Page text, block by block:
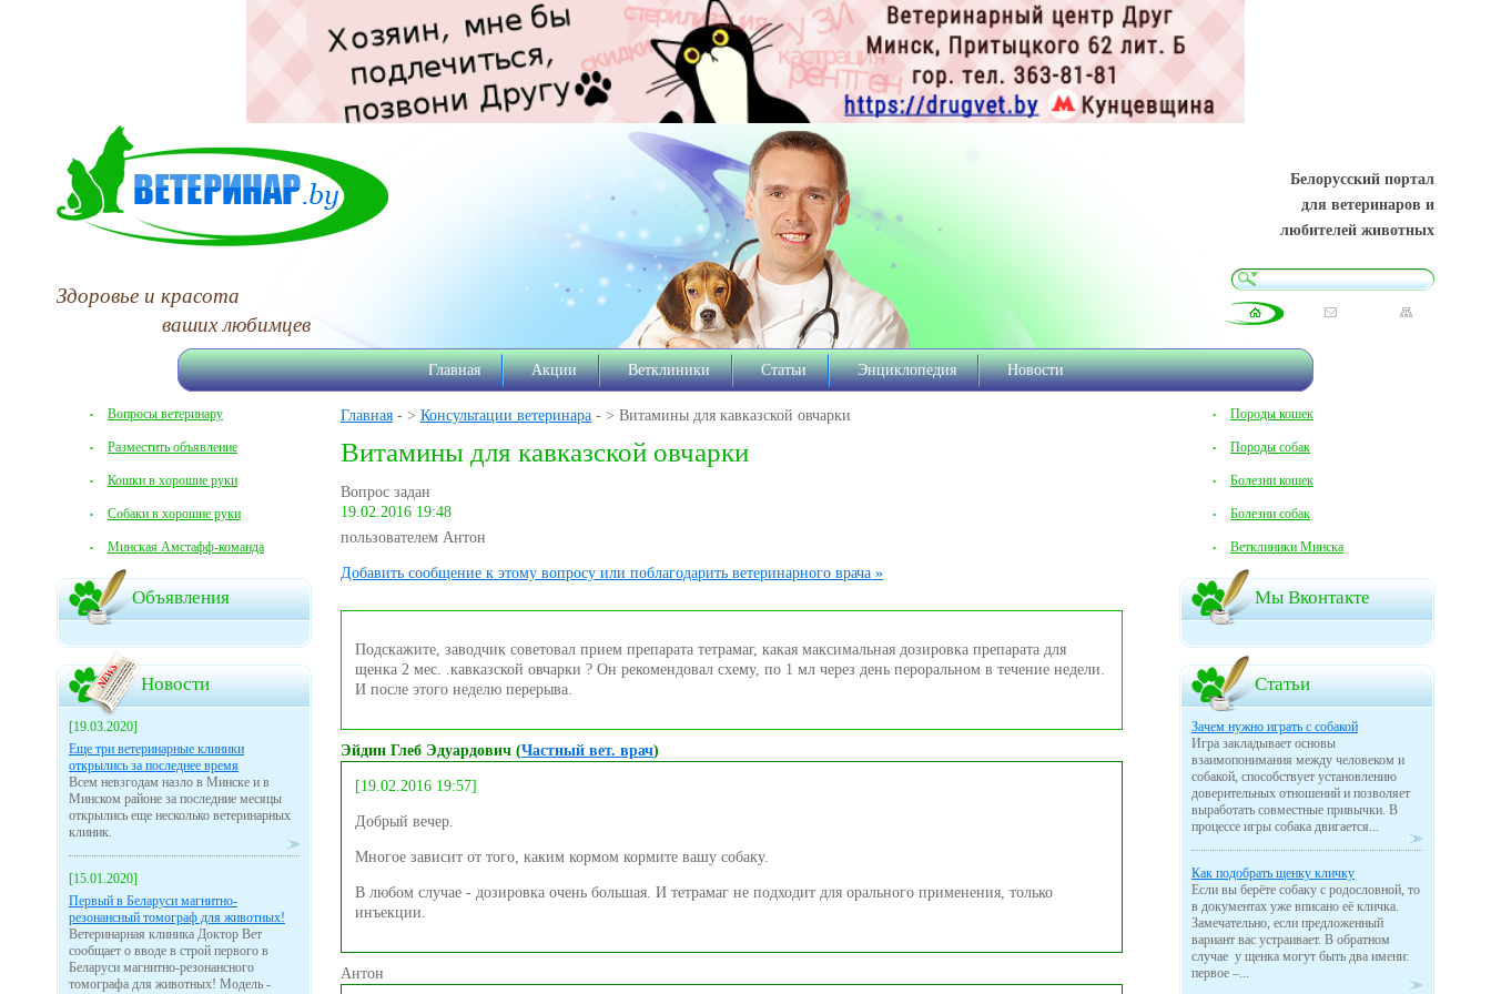
Здоровье и красота
ваших любимцев
Белорусский портал
для ветеринаров и
любителей животных
Главная Акции Ветклиники Статьи Энциклопедия Новости
Вопросы ветеринару
Разместить объявление
Кошки в хорошие руки
Собаки в хорошие руки
Минская Амстафф-команда
Объявления
Новости
[19.03.2020]
Еще три ветеринарные клиники
открылись за последнее время
Всем невзгодам назло в Минске и в
Минском районе за последние месяцы
открылись еще несколько ветеринарных
клиник.
[15.01.2020]
Первый в Беларуси магнитно-
резонансный томограф для животных!
Ветеринарная клиника Доктор Вет
сообщает о вводе в строй первого в
Беларуси магнитно-резонансного
томографа для животных! Модель -
Породы кошек
Породы собак
Болезни кошек
Болезни собак
Ветклиники Минска
Мы Вконтакте
Статьи
Зачем нужно играть с собакой
Игра закладывает основы
взаимопонимания между человеком и
собакой, способствует установлению
доверительных отношений и позволяет
выработать совместные привычки. В
процессе игры собака двигается...
Как подобрать щенку кличку
Если вы берёте собаку с родословной, то
в документах уже вписано её кличка.
Замечательно, если предложенный
вариант вас устраивает. В обратном
случае у щенка могут быть два имени:
первое –...
Главная - > Консультации ветеринара - > Витамины для кавказской овчарки
Витамины для кавказской овчарки
Вопрос задан
19.02.2016 19:48
пользователем Антон
Добавить сообщение к этому вопросу или поблагодарить ветеринарного врача »
Подскажите, заводчик советовал прием препарата тетрамаг, какая максимальная дозировка препарата для
щенка 2 мес. .кавказской овчарки ? Он рекомендовал схему, по 1 мл через день пероральном в течение недели.
И после этого неделю перерыва.
Эйдин Глеб Эдуардович (Частный вет. врач)
[19.02.2016 19:57]
Добрый вечер.
Многое зависит от того, каким кормом кормите вашу собаку.
В любом случае - дозировка очень большая. И тетрамаг не подходит для орального применения, только
инъекции.
Антон